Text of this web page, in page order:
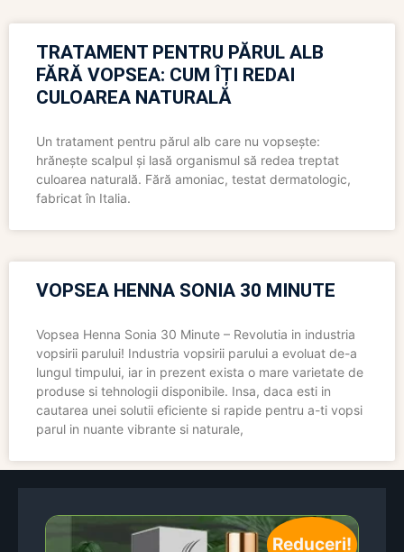
TRATAMENT PENTRU PĂRUL ALB
FĂRĂ VOPSEA: CUM ÎȚI REDAI
CULOAREA NATURALĂ
Un tratament pentru părul alb care nu vopsește:
hrănește scalpul și lasă organismul să redea treptat
culoarea naturală. Fără amoniac, testat dermatologic,
fabricat în Italia.
VOPSEA HENNA SONIA 30 MINUTE
Vopsea Henna Sonia 30 Minute – Revolutia in industria
vopsirii parului! Industria vopsirii parului a evoluat de-a
lungul timpului, iar in prezent exista o mare varietate de
produse si tehnologii disponibile. Insa, daca esti in
cautarea unei solutii eficiente si rapide pentru a-ti vopsi
parul in nuante vibrante si naturale,
Reduceri!